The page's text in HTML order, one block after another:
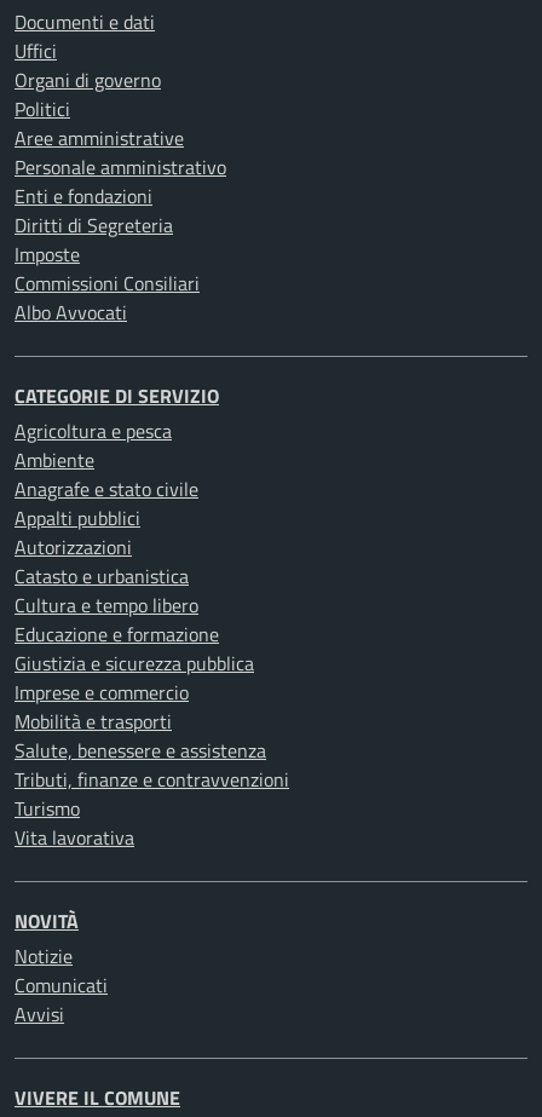
Documenti e dati
Uffici
Organi di governo
Politici
Aree amministrative
Personale amministrativo
Enti e fondazioni
Diritti di Segreteria
Imposte
Commissioni Consiliari
Albo Avvocati
CATEGORIE DI SERVIZIO
Agricoltura e pesca
Ambiente
Anagrafe e stato civile
Appalti pubblici
Autorizzazioni
Catasto e urbanistica
Cultura e tempo libero
Educazione e formazione
Giustizia e sicurezza pubblica
Imprese e commercio
Mobilità e trasporti
Salute, benessere e assistenza
Tributi, finanze e contravvenzioni
Turismo
Vita lavorativa
NOVITÀ
Notizie
Comunicati
Avvisi
VIVERE IL COMUNE